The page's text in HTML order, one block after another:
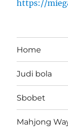
https://
Home
Judi bola
Sbobet
Mahjong